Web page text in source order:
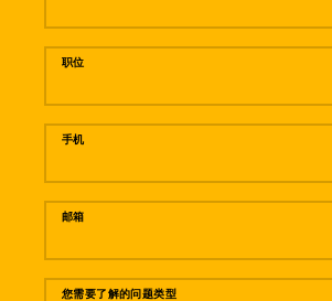
职位
手机
邮箱
您需要了解的问题类型